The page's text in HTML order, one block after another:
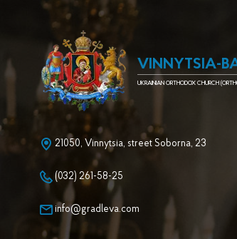
VINNYTSIA-
UKRAINIAN ORTHODOX CHURCH
21050, Vinnytsia, street Soborna, 23
(032) 261-58-25
info@gradleva.com